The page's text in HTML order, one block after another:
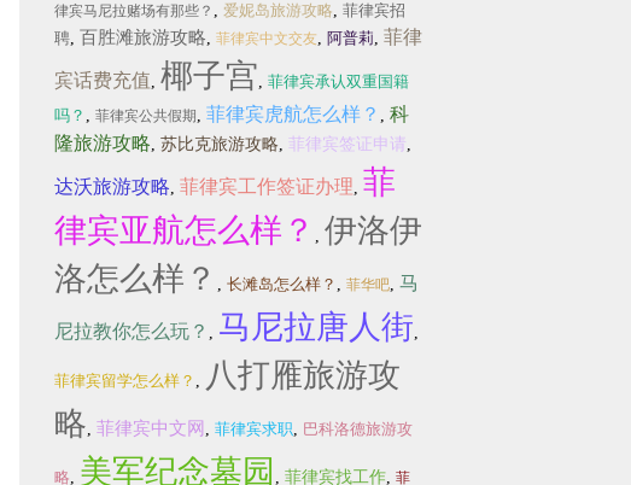
律宾马尼拉赌场有那些？ , 爱妮岛旅游攻略, 菲律宾招
聘, 百胜滩旅游攻略, 菲律宾中文交友, 阿普莉, 菲律
宾话费充值, 椰子宫, 菲律宾承认双重国籍
吗？ , 菲律宾公共假期 , 菲律宾虎航怎么样？ , 科
隆旅游攻略, 苏比克旅游攻略, 菲律宾签证申请,
达沃旅游攻略, 菲律宾工作签证办理, 菲
律宾亚航怎么样？ , 伊洛伊
洛怎么样？ , 长滩岛怎么样？ , 菲华吧, 马
尼拉教你怎么玩？ , 马尼拉唐人街,
菲律宾留学怎么样？ , 八打雁旅游攻
略, 菲律宾中文网 , 菲律宾求职, 巴科洛德旅游攻
略, 美军纪念墓园 , 菲律宾找工作, 菲